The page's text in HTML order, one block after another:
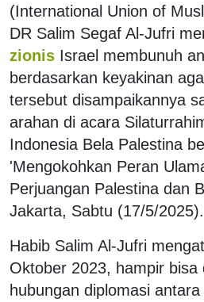
(International Union of
DR Salim Segaf Al-Jufri
zionis Israel membunuh
berdasarkan keyakinan
tersebut disampaikannya
arahan di acara
Indonesia Bela Palestina
'Mengokohkan Peran
Perjuangan Palestina dan
Jakarta, Sabtu (17/5/2025).
Habib Salim Al-Jufri
Oktober 2023, hampir bisa
hubungan diplomasi